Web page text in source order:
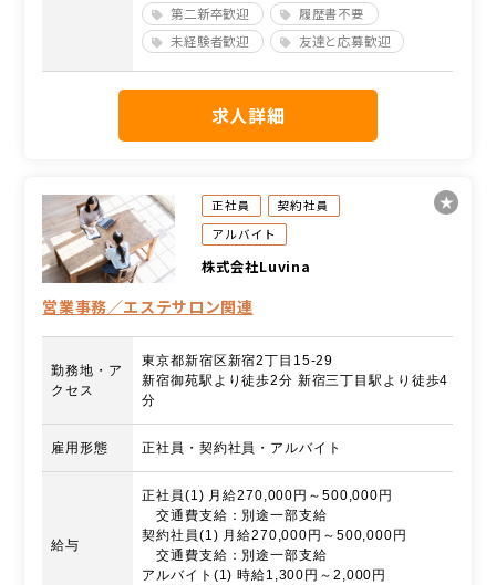
第二新卒歓迎
履歴書不要
未経験者歓迎
友達と応募歓迎
求人詳細
正社員
契約社員
アルバイト
株式会社Luvina
営業事務／エステサロン関連
勤務地・ア
クセス
東京都新宿区新宿2丁目15-29
新宿御苑駅より徒歩2分 新宿三丁目駅より徒歩4
分
雇用形態 正社員・契約社員・アルバイト
給与
正社員(1) 月給270,000円～500,000円
交通費支給：別途一部支給
契約社員(1) 月給270,000円～500,000円
交通費支給：別途一部支給
アルバイト(1) 時給1,300円～2,000円